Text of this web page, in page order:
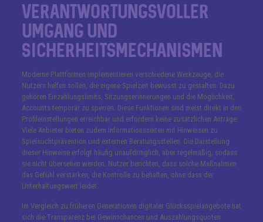
Verantwortungsvoller
Umgang und
Sicherheitsmechanismen
Moderne Plattformen implementieren verschiedene Werkzeuge, die
Nutzern helfen sollen, die eigene Spielzeit bewusst zu gestalten. Dazu
gehören Einzahlungslimits, Sitzungserinnerungen und die Möglichkeit,
Accounts temporär zu sperren. Diese Funktionen sind meist direkt in den
Profileinstellungen erreichbar und erfordern keine zusätzlichen Anträge.
Viele Anbieter bieten zudem Informationsseiten mit Hinweisen zu
Spielsuchtprävention und externen Beratungsstellen. Die Darstellung
dieser Hinweise erfolgt häufig unaufdringlich, aber regelmäßig, sodass
sie nicht übersehen werden. Nutzer berichten, dass solche Maßnahmen
das Gefühl verstärken, die Kontrolle zu behalten, ohne dass der
Unterhaltungswert leidet.
Im Vergleich zu früheren Generationen digitaler Glücksspielangebote hat
sich die Transparenz bei Gewinnchancen und Auszahlungsquoten